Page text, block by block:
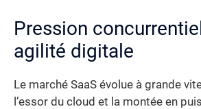
Pression
agilité digitale
Le marché SaaS évolue à grande
l’essor du cloud et la montée en